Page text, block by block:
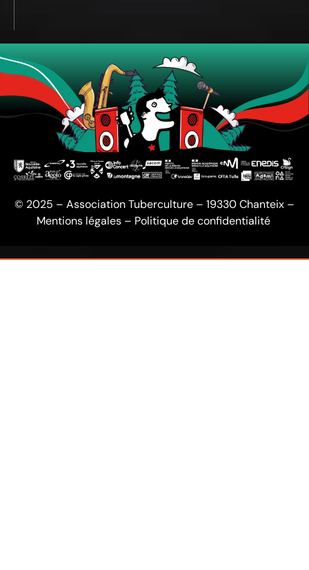
© 2025 – Association Tuberculture – 19330 Chanteix –
Mentions légales– Politique de confidentialité